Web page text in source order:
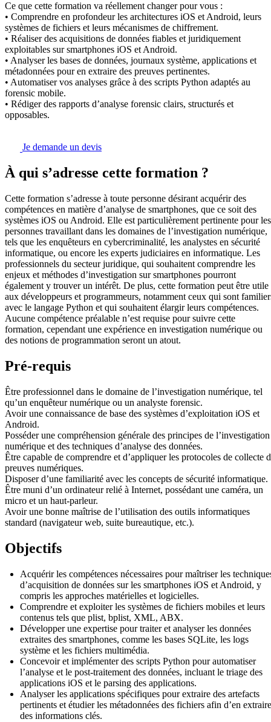
Ce que cette formation va réellement changer pour vous :
• Comprendre en profondeur les architectures iOS et Android, leurs
systèmes de fichiers et leurs mécanismes de chiffrement.
• Réaliser des acquisitions de données fiables et juridiquement
exploitables sur smartphones iOS et Android.
• Analyser les bases de données, journaux système, applications et
métadonnées pour en extraire des preuves pertinentes.
• Automatiser vos analyses grâce à des scripts Python adaptés au
forensic mobile.
• Rédiger des rapports d’analyse forensic clairs, structurés et
opposables.
Je demande un devis
À qui s’adresse cette formation ?
Cette formation s’adresse à toute personne désirant acquérir des
compétences en matière d’analyse de smartphones, que ce soit des
systèmes iOS ou Android. Elle est particulièrement pertinente pour les
personnes travaillant dans les domaines de l’investigation numérique,
tels que les enquêteurs en cybercriminalité, les analystes en sécurité
informatique, ou encore les experts judiciaires en informatique. Les
professionnels du secteur juridique, qui souhaitent comprendre les
enjeux et méthodes d’investigation sur smartphones pourront
également y trouver un intérêt. De plus, cette formation peut être utile
aux développeurs et programmeurs, notamment ceux qui sont
avec le langage Python et qui souhaitent élargir leurs compétences.
Aucune compétence préalable n’est requise pour suivre cette
formation, cependant une expérience en investigation numérique ou
des notions de programmation seront un atout.
Pré-requis
Être professionnel dans le domaine de l’investigation numérique, tel
qu’un enquêteur numérique ou un analyste forensic.
Avoir une connaissance de base des systèmes d’exploitation iOS et
Android.
Posséder une compréhension générale des principes de l’investigation
numérique et des techniques d’analyse des données.
Être capable de comprendre et d’appliquer les protocoles de collecte
preuves numériques.
Disposer d’une familiarité avec les concepts de sécurité informatique.
Être muni d’un ordinateur relié à Internet, possédant une caméra, un
micro et un haut-parleur.
Avoir une bonne maîtrise de l’utilisation des outils informatiques
standard (navigateur web, suite bureautique, etc.).
Objectifs
Acquérir les compétences nécessaires pour maîtriser les
d’acquisition de données sur les smartphones iOS et Android, y
compris les approches matérielles et logicielles.
Comprendre et exploiter les systèmes de fichiers mobiles et leurs
contenus tels que plist, bplist, XML, ABX.
Développer une expertise pour traiter et analyser les données
extraites des smartphones, comme les bases SQLite, les logs
système et les fichiers multimédia.
Concevoir et implémenter des scripts Python pour automatiser
l’analyse et le post-traitement des données, incluant le triage des
applications iOS et le parsing des applications.
Analyser les applications spécifiques pour extraire des artefacts
pertinents et étudier les métadonnées des fichiers afin d’en extraire
des informations clés.